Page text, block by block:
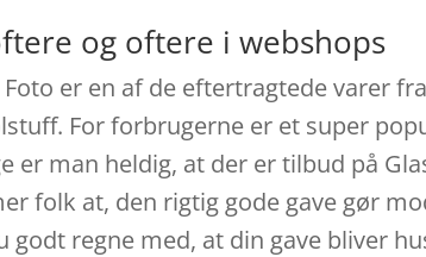
og oftere i webshops
er en af de eftertragtede varer
For forbrugerne er et super
er man heldig, at der er tilbud på
folk at, den rigtig gode gave gør
godt regne med, at din gave bliver